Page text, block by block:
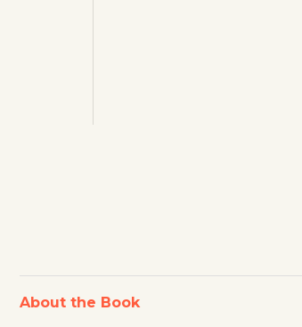
About the Book